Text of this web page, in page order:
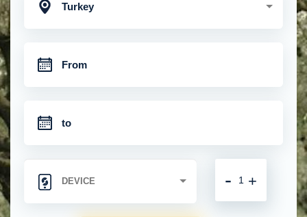
Turkey
+
-